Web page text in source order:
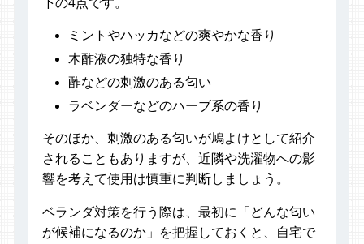
ミントやハッカなどの爽やかな香り
木酢液の独特な香り
酢などの刺激のある匂い
ラベンダーなどのハーブ系の香り
そのほか、刺激のある匂いが鳩よけとして紹介
されることもありますが、近隣や洗濯物への影
響を考えて使用は慎重に判断しましょう。
ベランダ対策を行う際は、最初に「どんな匂い
が候補になるのか」を把握しておくと、自宅で